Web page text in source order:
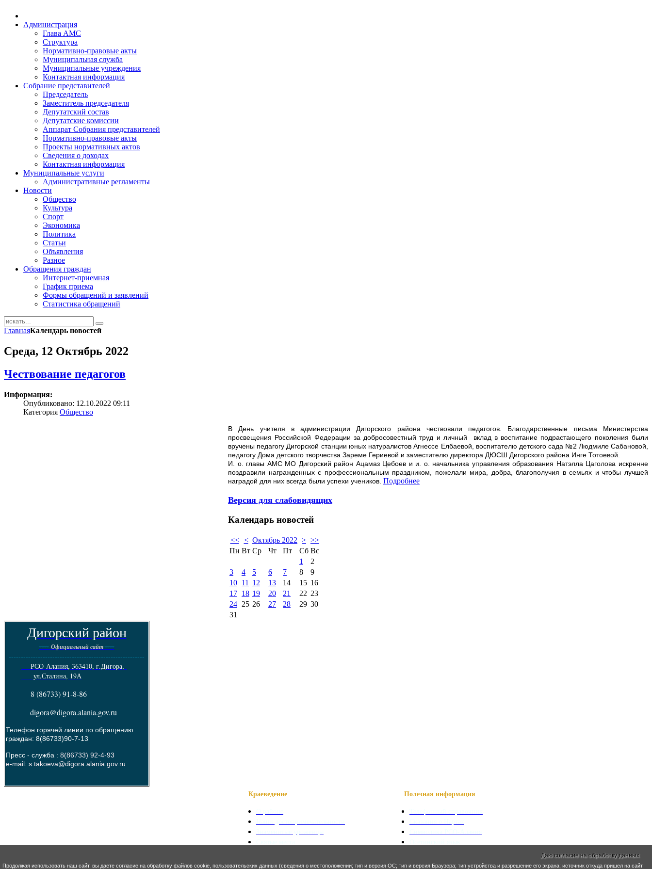
Администрация
Глава АМС
Структура
Нормативно-правовые акты
Муниципальная служба
Муниципальные учреждения
Контактная информация
Собрание представителей
Председатель
Заместитель председателя
Депутатский состав
Депутатские комиссии
Аппарат Собрания представителей
Нормативно-правовые акты
Проекты нормативных актов
Сведения о доходах
Контактная информация
Муниципальные услуги
Административные регламенты
Новости
Общество
Культура
Спорт
Экономика
Политика
Статьи
Объявления
Разное
Обращения граждан
Интернет-приемная
График приема
Формы обращений и заявлений
Статистика обращений
ГлавнаяКалендарь новостей
Среда, 12 Октябрь 2022
Чествование педагогов
Информация:
Опубликовано: 12.10.2022 09:11
Категория Общество
В День учителя в администрации Дигорского района чествовали педагогов. Благодарственные письма Министерства
просвещения Российской Федерации за добросовестный труд и личный вклад в воспитание подрастающего поколения были
вручены педагогу Дигорской станции юных натуралистов Агнессе Елбаевой, воспитателю детского сада №2 Людмиле Сабановой,
педагогу Дома детского творчества Зареме Гериевой и заместителю директора ДЮСШ Дигорского района Инге Тотоевой.
И. о. главы АМС МО Дигорский район Ацамаз Цебоев и и. о. начальника управления образования Натэлла Цаголова искренне
поздравили награжденных с профессиональным праздником, пожелали мира, добра, благополучия в семьях и чтобы лучшей
наградой для них всегда были успехи учеников. Подробнее
Версия для слабовидящих
Календарь новостей
<< < Октябрь 2022 > >>
Пн Вт Ср Чт Пт Сб Вс
1
2
3
4 5 6 7 8
9
10 11 12 13 14 15 16
17 18 19 20 21 22 23
24 25 26 27 28 29 30
31
Дигорский район
---- Официальный сайт----
--------------------------------------------------------
РСО-Алания, 363410, г.Дигора,
ул.Сталина, 19А
8 (86733) 91-8-86
digora@digora.alania.gov.ru
Телефон горячей линии по обращению
граждан: 8(86733)90-7-13
Пресс - служба : 8(86733) 92-4-93
e-mail: s.takoeva@digora.alania.gov.ru
--------------------------------------------------------
Краеведение Полезная информация
Даю согласие на обработку данных
Продолжая использовать наш сайт, вы даете согласие на обработку файлов cookie, пользовательских данных (сведения о местоположении; тип и версия ОС; тип и версия Браузера; тип устройства и разрешение его экрана; источник откуда пришел на сайт